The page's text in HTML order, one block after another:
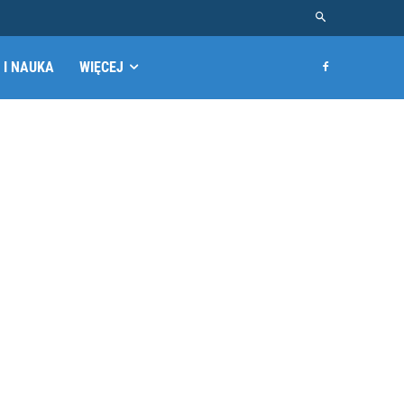
I NAUKA WIĘCEJ